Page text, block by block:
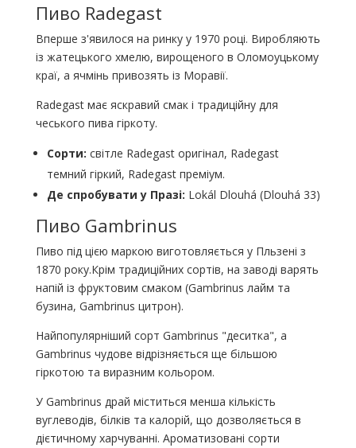
Пиво Radegast
Вперше з'явилося на ринку у 1970 році. Виробляють
із жатецького хмелю, вирощеного в Оломоуцькому
краї, а ячмінь привозять із Моравії.
Radegast має яскравий смак і традиційну для
чеського пива гіркоту.
Сорти: світле Radegast оригінал, Radegast
темний гіркий, Radegast преміум.
Де спробувати у Празі: Lokál Dlouhá (Dlouhá 33)
Пиво Gambrinus
Пиво під цією маркою виготовляється у Пльзені з
1870 року.Крім традиційних сортів, на заводі варять
напій із фруктовим смаком (Gambrinus лайм та
бузина, Gambrinus цитрон).
Найпопулярніший сорт Gambrinus "деситка", а
Gambrinus чудове відрізняється ще більшою
гіркотою та виразним кольором.
У Gambrinus драй міститься менша кількість
вуглеводів, білків та калорій, що дозволяється в
дієтичному харчуванні. Ароматизовані сорти